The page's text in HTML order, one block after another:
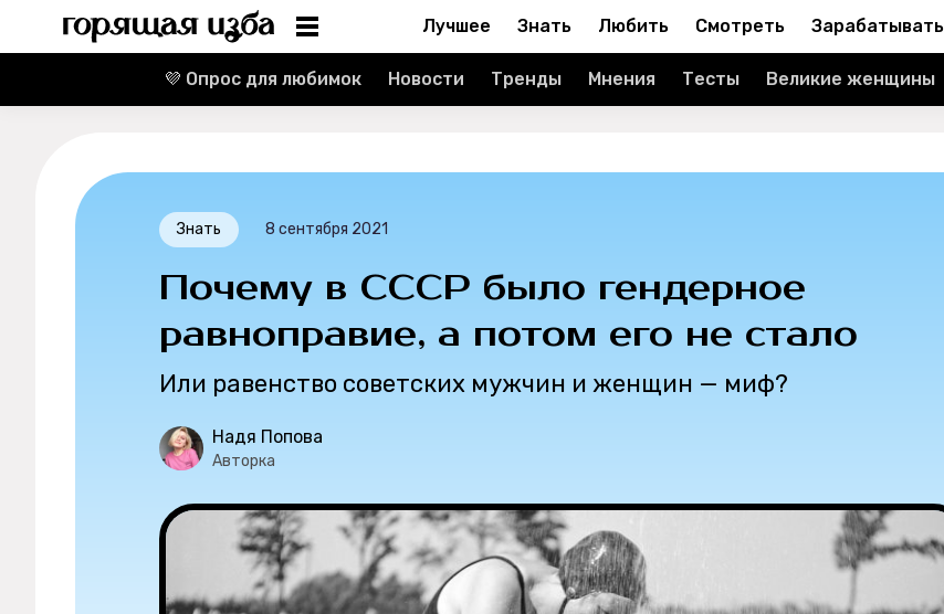
Реклама
О проекте
Лучшее Знать Любить Смотреть Зарабатывать
💜 Опрос для любимок Новости Тренды Мнения Тесты Великие женщины
Знать 8 сентября 2021
Почему в СССР было гендерное
равноправие, а потом его не стало
Или равенство советских мужчин и женщин — миф?
Надя Попова
Авторка